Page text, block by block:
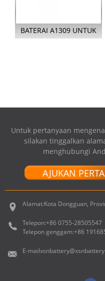
BATERAI A1309 UNTUK
Untuk pertanyaan
silakan tinggalkan
menghubungi
AJUKAN
Alamat:Kota Dongguan,
Telepon:+86 0755-28505547
Telepon genggam:+86
E-mail